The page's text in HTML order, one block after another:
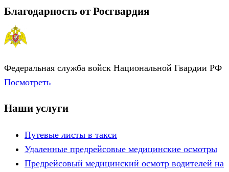
Благодарность от Росгвардия
Федеральная служба войск Национальной Гвардии РФ
Посмотреть
Наши услуги
Путевые листы в такси
Удаленные предрейсовые медицинские осмотры
Предрейсовый медицинский осмотр водителей на